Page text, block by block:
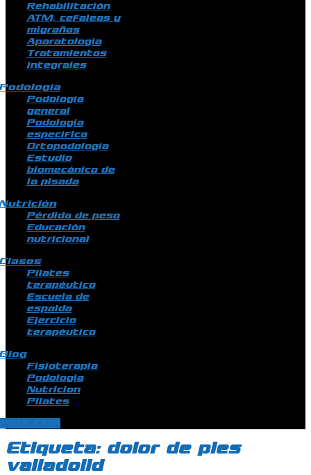
Rehabilitación
ATM, cefaleas y
migrañas
Aparatología
Tratamientos
integrales
Podología
general
Podología
específica
Ortopodología
Estudio
biomecánico de
la pisada
Pérdida de peso
Educación
nutricional
Pilates
terapéutico
Escuela de
espalda
Ejercicio
terapéutico
Fisioterapia
Podologia
Nutricion
Pilates
Etiqueta: dolor de pies
valladolid